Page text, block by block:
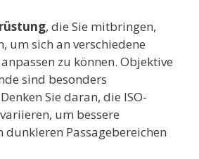
, die Sie mitbringen,
um sich an verschiedene
zu können. Objektive
sind besonders
Sie daran, die ISO-
um bessere
dunkleren Passagebereichen